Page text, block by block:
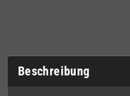
Beschreibung